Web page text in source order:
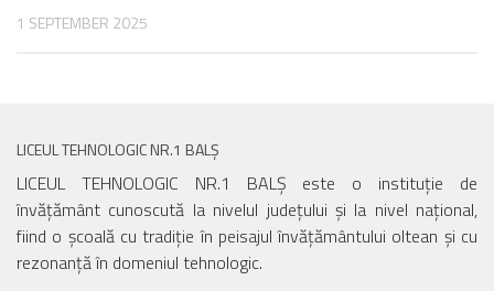
1 SEPTEMBER 2025
LICEUL TEHNOLOGIC NR.1 BALȘ
LICEUL TEHNOLOGIC NR.1 BALȘ este o instituție de
învățământ cunoscută la nivelul județului și la nivel național,
fiind o școală cu tradiție în peisajul învățământului oltean și cu
rezonanță în domeniul tehnologic.